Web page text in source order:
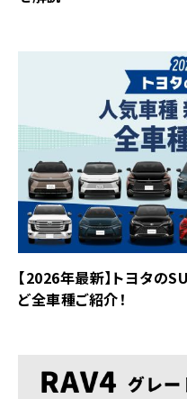
【2026年最新】トヨタの
ど全車種ご紹介！